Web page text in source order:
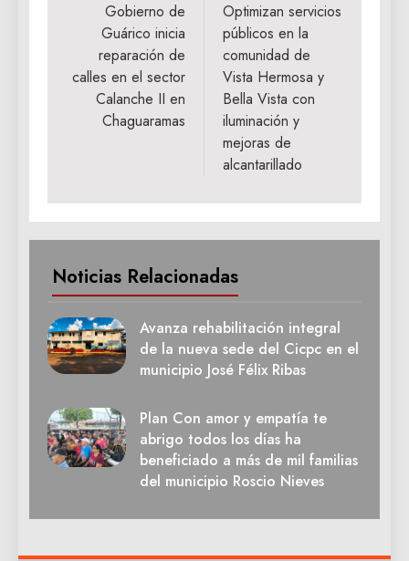
entradas
Gobierno de
Guárico inicia
reparación de
calles en el sector
Calanche II en
Chaguaramas
Optimizan servicios
públicos en la
comunidad de
Vista Hermosa y
Bella Vista con
iluminación y
mejoras de
alcantarillado
Noticias Relacionadas
Avanza rehabilitación integral
de la nueva sede del Cicpc en el
municipio José Félix Ribas
Plan Con amor y empatía te
abrigo todos los días ha
beneficiado a más de mil familias
del municipio Roscio Nieves